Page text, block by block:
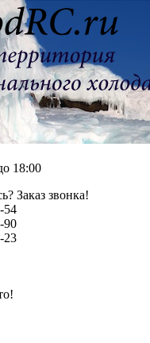
18:00
Заказ звонка!
54
90
23